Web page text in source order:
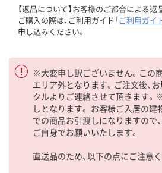
【返品について】お客様のご都合による返
ご購入の際は、ご利用ガイド「ご利用ガイ
申し込みください。
※大変申し訳ございません。この
エリア外となります。ご注文後、
クルよりご連絡させて頂きます
しとなります。 お客様ご入居の建
での商品お引渡しになりますので
ご自身でお願いいたします。
直送品のため、以下の点にご注意く